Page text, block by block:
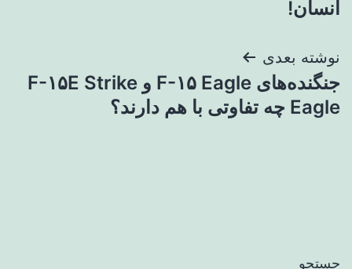
انسان!
نوشته بعدی
جنگنده‌های F-۱۵ Eagle و F-۱۵E Strike
Eagle چه تفاوتی با هم دارند؟
جستجو